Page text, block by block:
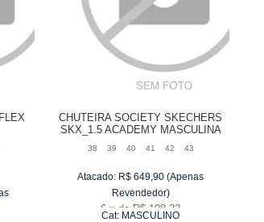
CHUTEIRA SOCIETY SKECHERS
SKX_1.5 ACADEMY MASCULINA
38 39 40 41 42 43
Atacado: R$ 649,90 (Apenas
Revendedor)
6 x de R$ 108,32
Cat: MASCULINO